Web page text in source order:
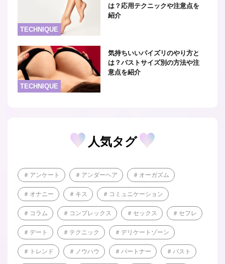
TECHNIQUE
は？応用テクニックや注意点を
紹介
TECHNIQUE
気持ちいいパイズリのやり方と
は？バストサイズ別の方法や注
意点を紹介
人気タグ
アンケート アンダーヘア オーガズム
オナニー キス コミュニケーション
コラム コンプレックス セックス セフレ
デート テクニック デリケートゾーン
トレンド ノウハウ パートナー バスト